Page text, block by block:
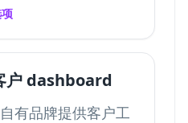
户 dashboard
有品牌提供客户工